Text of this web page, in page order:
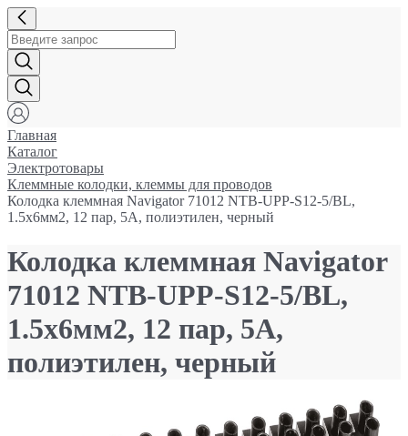
Главная
Каталог
Электротовары
Клеммные колодки, клеммы для проводов
Колодка клеммная Navigator 71012 NTB-UPP-S12-5/BL,
1.5х6мм2, 12 пар, 5А, полиэтилен, черный
Колодка клеммная Navigator
71012 NTB-UPP-S12-5/BL,
1.5х6мм2, 12 пар, 5А,
полиэтилен, черный